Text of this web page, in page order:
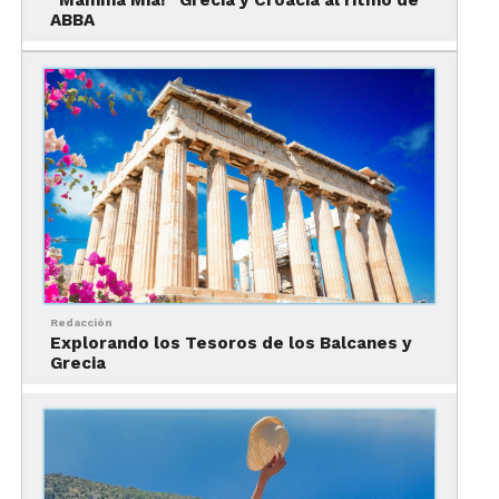
levanta las rocas que forman la isla, también en
contra de los gigantes.
Cómo llegar a Mykonos
Aerolíneas como Lufthansa, Alitalia e Iberia
ofrecen vuelos con conexión hacia este
paradisíaco destino griego.
Desde la Ciudad de México, las mejores opciones
son volar a Roma, Madrid o Barcelona.
vía aérea y, posteriormente, hay que tomar un
ferry a Mykonos, el cual dura entre tres y cuatro
horas.
ABBA
Redacción
Explorando los Tesoros de los Balcanes y
Grecia